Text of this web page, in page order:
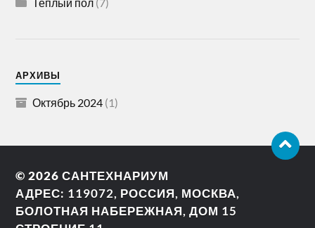
АРХИВЫ
Октябрь 2024 (1)
© 2026САНТЕХНАРИУМ
АДРЕС: 119072, РОССИЯ, МОСКВА,
БОЛОТНАЯ НАБЕРЕЖНАЯ, ДОМ 15